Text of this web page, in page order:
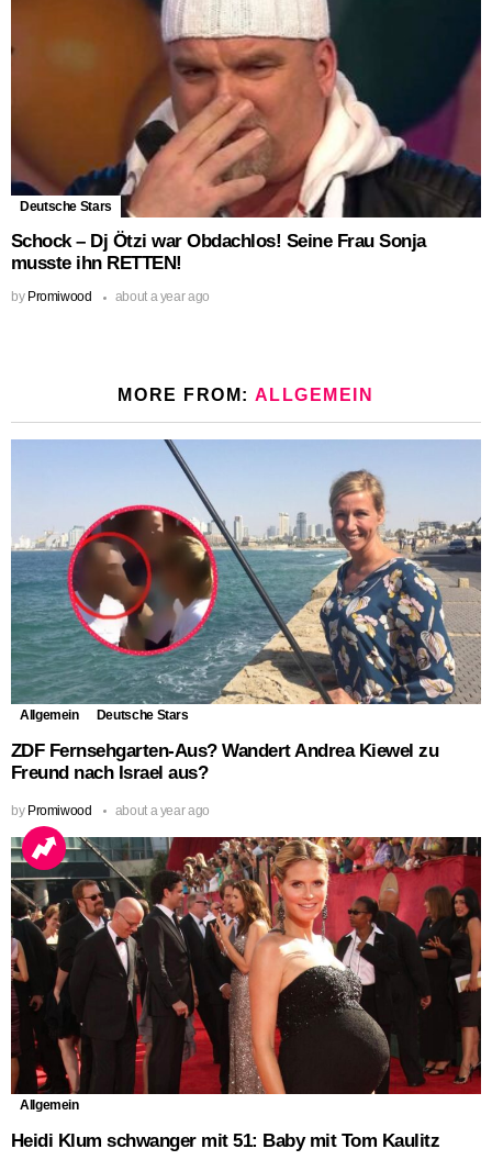
Deutsche Stars
Schock – Dj Ötzi war Obdachlos! Seine Frau Sonja
musste ihn RETTEN!
by Promiwood about a year ago
MORE FROM: ALLGEMEIN
Allgemein Deutsche Stars
ZDF Fernsehgarten-Aus? Wandert Andrea Kiewel zu
Freund nach Israel aus?
by Promiwood about a year ago
Allgemein
Heidi Klum schwanger mit 51: Baby mit Tom Kaulitz